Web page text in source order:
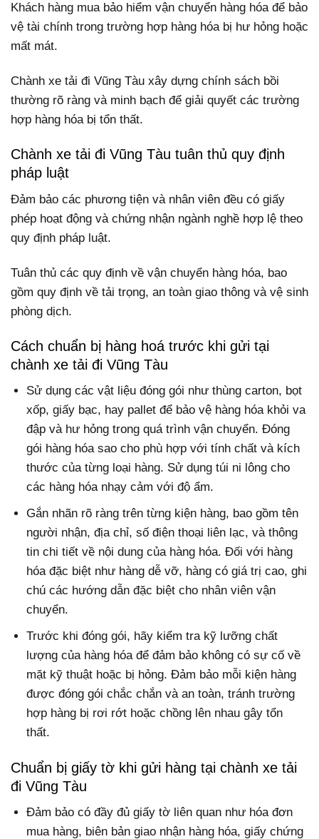
Khách hàng mua bảo hiểm vận chuyển hàng hóa để bảo
vệ tài chính trong trường hợp hàng hóa bị hư hỏng hoặc
mất mát.
Chành xe tải đi Vũng Tàu xây dựng chính sách bồi
thường rõ ràng và minh bạch để giải quyết các trường
hợp hàng hóa bị tổn thất.
Chành xe tải đi Vũng Tàu tuân thủ quy định
pháp luật
Đảm bảo các phương tiện và nhân viên đều có giấy
phép hoạt động và chứng nhận ngành nghề hợp lệ theo
quy định pháp luật.
Tuân thủ các quy định về vận chuyển hàng hóa, bao
gồm quy định về tải trọng, an toàn giao thông và vệ sinh
phòng dịch.
Cách chuẩn bị hàng hoá trước khi gửi tại
chành xe tải đi Vũng Tàu
Sử dụng các vật liệu đóng gói như thùng carton, bọt
xốp, giấy bạc, hay pallet để bảo vệ hàng hóa khỏi va
đập và hư hỏng trong quá trình vận chuyển. Đóng
gói hàng hóa sao cho phù hợp với tính chất và kích
thước của từng loại hàng. Sử dụng túi ni lông cho
các hàng hóa nhạy cảm với độ ẩm.
Gắn nhãn rõ ràng trên từng kiện hàng, bao gồm tên
người nhận, địa chỉ, số điện thoại liên lạc, và thông
tin chi tiết về nội dung của hàng hóa. Đối với hàng
hóa đặc biệt như hàng dễ vỡ, hàng có giá trị cao, ghi
chú các hướng dẫn đặc biệt cho nhân viên vận
chuyển.
Trước khi đóng gói, hãy kiểm tra kỹ lưỡng chất
lượng của hàng hóa để đảm bảo không có sự cố về
mặt kỹ thuật hoặc bị hỏng. Đảm bảo mỗi kiện hàng
được đóng gói chắc chắn và an toàn, tránh trường
hợp hàng bị rơi rớt hoặc chồng lên nhau gây tổn
thất.
Chuẩn bị giấy tờ khi gửi hàng tại chành xe tải
đi Vũng Tàu
Đảm bảo có đầy đủ giấy tờ liên quan như hóa đơn
mua hàng, biên bản giao nhận hàng hóa, giấy chứng